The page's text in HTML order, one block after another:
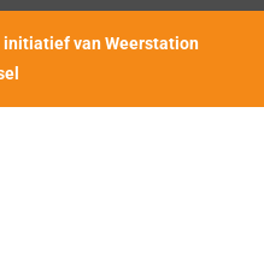
initiatief van Weerstation